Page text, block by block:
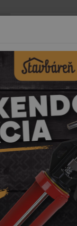
DOPRAVA
a držiaky Hák
80